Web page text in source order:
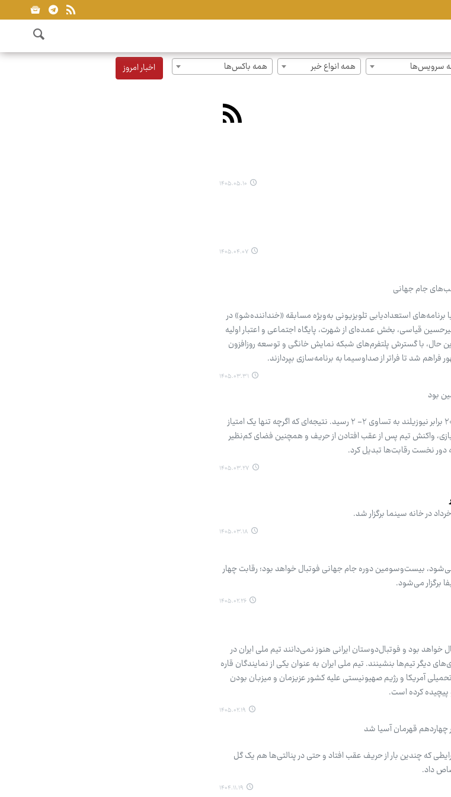
سرویس‌ها همه انواع خبر همه باکس‌ها اخبار امروز
۱۴۰۵.۰۵.۱۰
۱۴۰۵.۰۴.۰۷
جام جهانی
استعدادیابی تلویزیونی به‌ویژه مسابقه «خنداننده‌شو» در
قیاسی، بخش عمده‌ای از شهرت، پایگاه اجتماعی و اعتبار اولیه
حال، با گسترش پلتفرم‌های شبکه نمایش خانگی و توسعه روزافزون
شد تا فراتر از صداوسیما به برنامه‌سازی بپردازند.
۱۴۰۵.۰۳.۳۱
بود
تیم ملی فوتبال ایران در نخستین دیدار خود در جام جهانی ۲۰۲۶ برابر نیوزیلند به تساوی ۲- ۲ رسید. نتیجه‌ای که اگرچه تنها یک امتیاز
واکنش تیم پس از عقب افتادن از حریف و همچنین فضای کم‌نظیر
دور نخست رقابت‌ها تبدیل کرد.
۱۴۰۵.۰۳.۲۷
۱۴۰۵.۰۳.۱۸
که با نام «جام جهانی ۲۶» شناخته می‌شود، بیست‌وسومین دوره جام جهانی فوتبال خواهد بود؛ رقابت چهار
برگزار می‌شود.
۱۴۰۵.۰۲.۲۶
فوتبال خواهد بود و فوتبال‌دوستان ایرانی هنوز نمی‌دانند تیم ملی ایران در
دیگر تیم‌ها بنشینند. تیم ملی ایران به عنوان یکی از نمایندگان قاره
اما شرایط جنگ تحمیلی آمریکا و رژیم صهیونیستی علیه کشور عزیزمان و میزبان بودن
پیچیده کرده است.
۱۴۰۵.۰۲.۱۹
چهاردهم قهرمان آسیا شد
که چندین بار از حریف عقب افتاد و حتی در پنالتی‌ها هم یک گل
داد.
۱۴۰۴.۱۱.۱۹